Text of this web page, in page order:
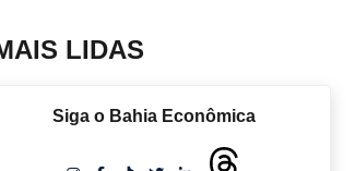
LIDAS
Siga o Bahia Econômica